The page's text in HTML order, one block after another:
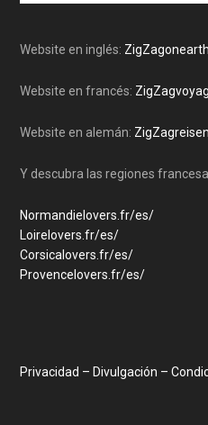
Con las Guías de Road
planificar los viajes de sus
Disculpe de antemano
site
Website en inglés:
Website en francés:
Website en alemán:
Y descubra las regiones
Normandielovers.fr/es/
Loirelovers.fr/es/
Corsicalovers.fr/es/
Provencelovers.fr/es/
Privacidad – Divulgación –